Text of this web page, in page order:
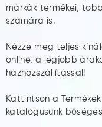
márkák termékei,
számára is.
Nézze meg teljes
online, a legjobb
házhozszállítással!
Kattintson a
katalógusunk